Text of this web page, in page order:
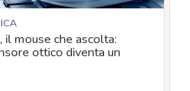
il mouse che ascolta:
ottico diventa un